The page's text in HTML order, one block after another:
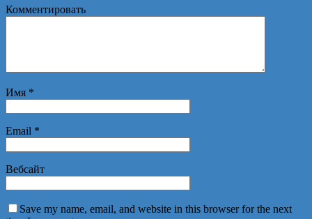
Комментировать
Имя *
Email *
Вебсайт
Save my name, email, and website in this browser for the next